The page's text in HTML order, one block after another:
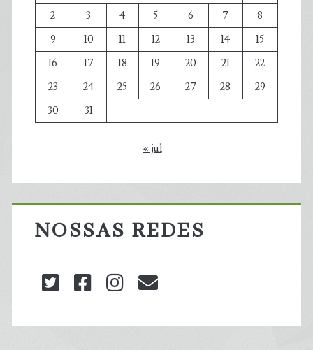
2
3 4 5 6 7
8
9
10 11 12 13 14
15
16
17 18 19 20 21
22
23
24 25 26 27 28
29
30
31
« jul
NOSSAS REDES
twitterfacebookinstagram